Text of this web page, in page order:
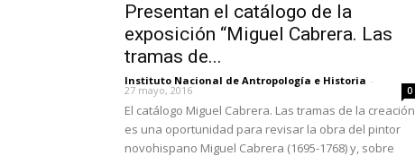
Presentan el catálogo de la
exposición “Miguel Cabrera. Las
tramas de...
Instituto Nacional de Antropología e Historia -
27 mayo, 2016 0
El catálogo Miguel Cabrera. Las tramas de la creación
es una oportunidad para revisar la obra del pintor
novohispano Miguel Cabrera (1695-1768) y, sobre